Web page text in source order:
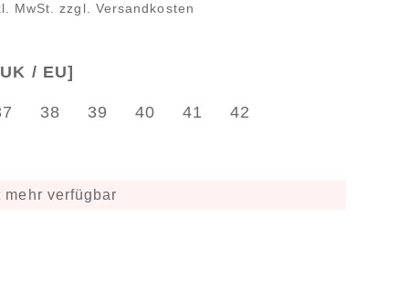
MwSt. zzgl. Versandkosten
mehr verfügbar
/ EU]
38 39 40 41 42